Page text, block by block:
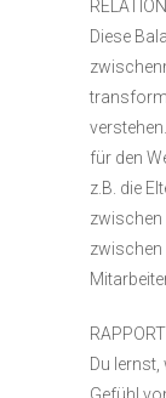
Diese
für den
z.B. die
zwischen
zwischen
Du lernst,